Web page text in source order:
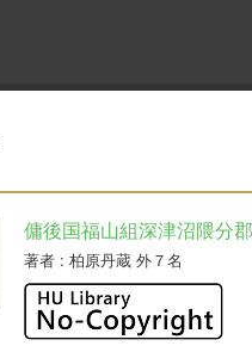
傭後国福山組深津沼隈分
著者: 柏原丹蔵 外７名